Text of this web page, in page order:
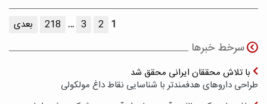
1
2
3
…
218 بعدی
سرخط خبرها
با تلاش محققان ایرانی محقق شد
طراحی داروهای هدفمندتر با شناسایی نقاط داغ مولکولی